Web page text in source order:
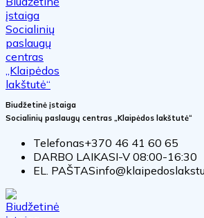
Biudžetinė įstaiga
Socialinių paslaugų centras „Klaipėdos lakštutė“
Telefonas+370 46 41 60 65
DARBO LAIKASI-V 08:00-16:30
EL. PAŠTAS